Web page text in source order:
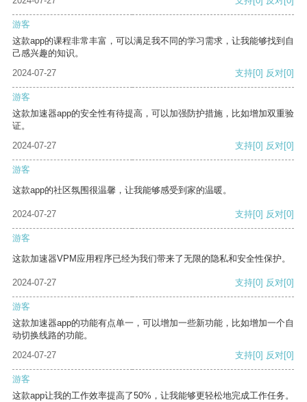
游客
这款app的课程非常丰富，可以满足我不同的学习需求，让我能够找到自
己感兴趣的知识。
2024-07-27
支持[0] 反对[0]
游客
这款加速器app的安全性有待提高，可以加强防护措施，比如增加双重验
证。
2024-07-27
支持[0] 反对[0]
游客
这款app的社区氛围很温馨，让我能够感受到家的温暖。
2024-07-27 支持[0] 反对[0]
游客
这款加速器VPM应用程序已经为我们带来了无限的隐私和安全性保护。
2024-07-27 支持[0] 反对[0]
游客
这款加速器app的功能有点单一，可以增加一些新功能，比如增加一个自
动切换线路的功能。
2024-07-27
支持[0] 反对[0]
游客
这款app让我的工作效率提高了50%，让我能够更轻松地完成工作任务。